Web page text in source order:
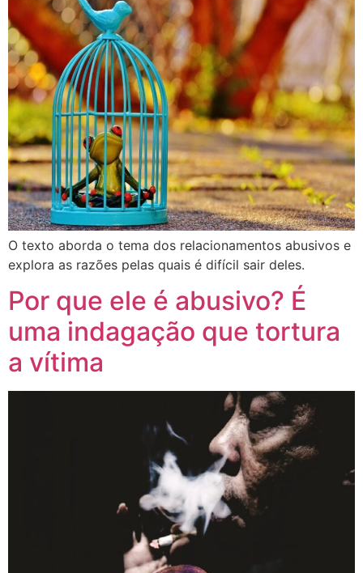
O texto aborda o tema dos relacionamentos abusivos e
explora as razões pelas quais é difícil sair deles.
Por que ele é abusivo? É
uma indagação que tortura
a vítima